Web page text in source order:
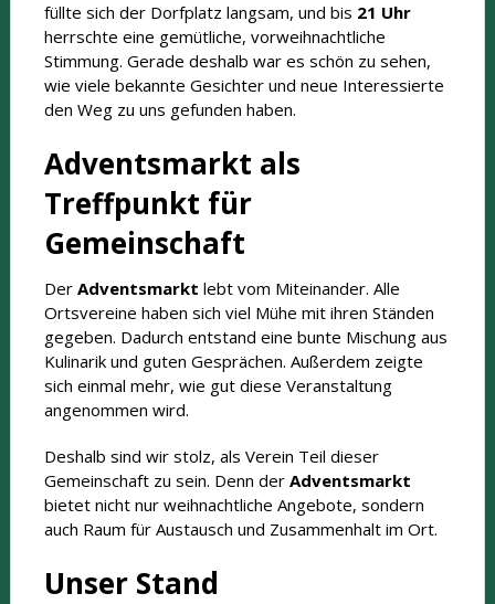
füllte sich der Dorfplatz langsam, und bis 21 Uhr
herrschte eine gemütliche, vorweihnachtliche
Stimmung. Gerade deshalb war es schön zu sehen,
wie viele bekannte Gesichter und neue Interessierte
den Weg zu uns gefunden haben.
Adventsmarkt als
Treffpunkt für
Gemeinschaft
Der Adventsmarkt lebt vom Miteinander. Alle
Ortsvereine haben sich viel Mühe mit ihren Ständen
gegeben. Dadurch entstand eine bunte Mischung aus
Kulinarik und guten Gesprächen. Außerdem zeigte
sich einmal mehr, wie gut diese Veranstaltung
angenommen wird.
Deshalb sind wir stolz, als Verein Teil dieser
Gemeinschaft zu sein. Denn der Adventsmarkt
bietet nicht nur weihnachtliche Angebote, sondern
auch Raum für Austausch und Zusammenhalt im Ort.
Unser Stand